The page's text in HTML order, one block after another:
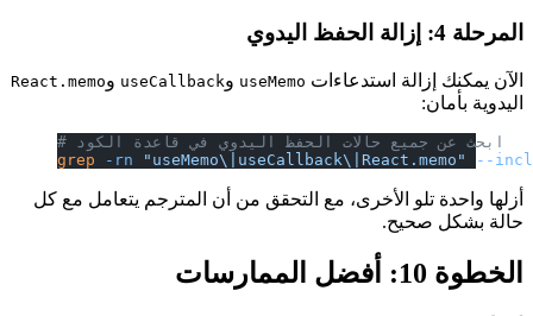
المرحلة 4: إزالة الحفظ اليدوي
الآن يمكنك إزالة استدعاءاتuseMemoو useCallbackو React.memo
اليدوية بأمان:
# ابحث عن جميع حالات الحفظ اليدوي في قاعدة الكود
grep
-rn "useMemo\|useCallback\|React.memo" --
أزلها واحدة تلو الأخرى، مع التحقق من أن المترجم يتعامل مع كل
حالة بشكل صحيح.
الخطوة 10: أفضل الممارسات